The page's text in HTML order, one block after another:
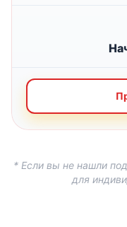
* Если вы не нашли
для